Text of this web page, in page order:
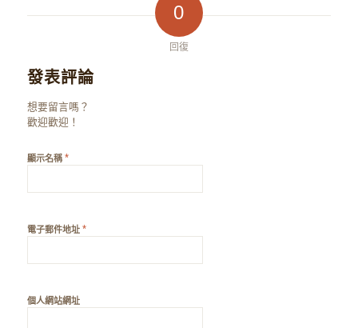
0
回復
發表評論
想要留言嗎？
歡迎歡迎！
顯示名稱 *
電子郵件地址 *
個人網站網址